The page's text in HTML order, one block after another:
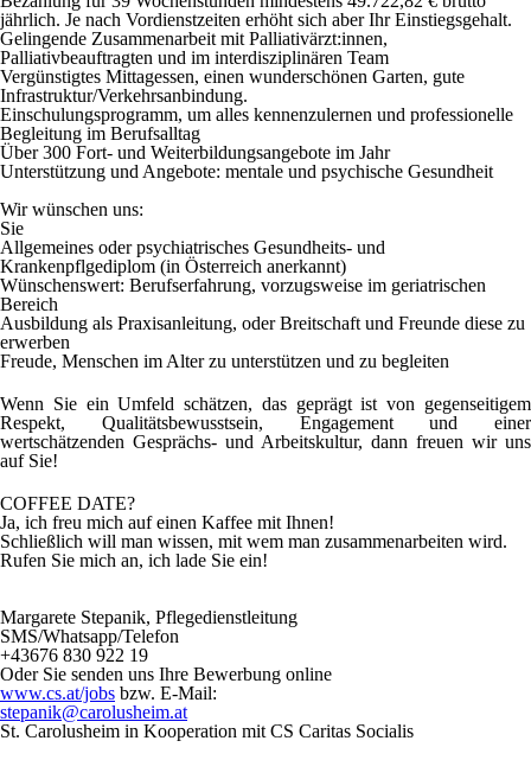
jährlich. Je nach Vordienstzeiten erhöht sich aber Ihr Einstiegsgehalt.
Gelingende Zusammenarbeit mit Palliativärzt:innen,
Palliativbeauftragten und im interdisziplinären Team
Vergünstigtes Mittagessen, einen wunderschönen Garten, gute
Infrastruktur/Verkehrsanbindung.
Einschulungsprogramm, um alles kennenzulernen und professionelle
Begleitung im Berufsalltag
Über 300 Fort- und Weiterbildungsangebote im Jahr
Unterstützung und Angebote: mentale und psychische Gesundheit
Wir wünschen uns:
Sie
Allgemeines oder psychiatrisches Gesundheits- und
Krankenpflgediplom (in Österreich anerkannt)
Wünschenswert: Berufserfahrung, vorzugsweise im geriatrischen
Bereich
Ausbildung als Praxisanleitung, oder Breitschaft und Freunde diese zu
erwerben
Freude, Menschen im Alter zu unterstützen und zu begleiten
Wenn Sie ein Umfeld schätzen, das geprägt ist von gegenseitigem
Respekt, Qualitätsbewusstsein, Engagement und einer
wertschätzenden Gesprächs- und Arbeitskultur, dann freuen wir uns
auf Sie!
COFFEE DATE?
Ja, ich freu mich auf einen Kaffee mit Ihnen!
Schließlich will man wissen, mit wem man zusammenarbeiten wird.
Rufen Sie mich an, ich lade Sie ein!
Margarete Stepanik, Pflegedienstleitung
SMS/Whatsapp/Telefon
+43676 830 922 19
Oder Sie senden uns Ihre Bewerbung online
www.cs.at/jobs bzw. E-Mail:
stepanik@carolusheim.at
St. Carolusheim in Kooperation mit CS Caritas Socialis